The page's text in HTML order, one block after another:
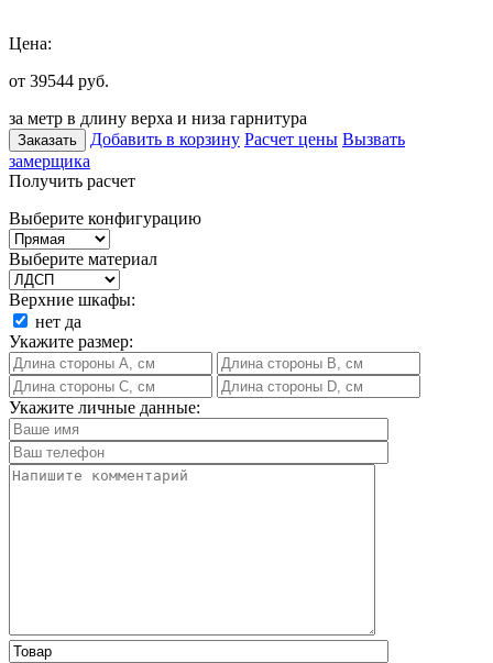
Цена:
от 39544 руб.
за метр в длину верха и низа гарнитура
Заказать Добавить в корзину Расчет цены Вызвать
замерщика
Получить расчет
Выберите конфигурацию
Выберите материал
Верхние шкафы:
нет да
Укажите размер:
Укажите личные данные: